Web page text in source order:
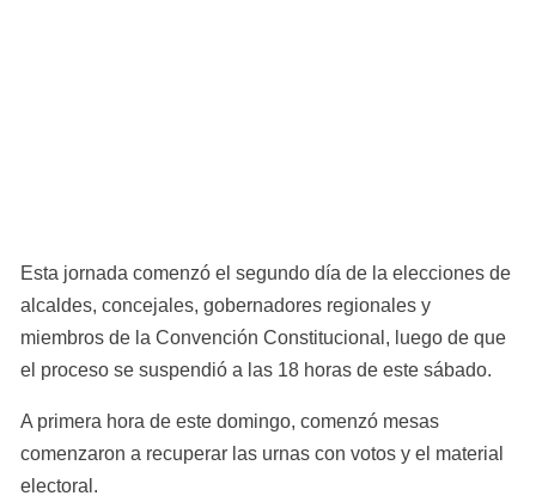
Esta jornada comenzó el segundo día de la elecciones de
alcaldes, concejales, gobernadores regionales y
miembros de la Convención Constitucional, luego de que
el proceso se suspendió a las 18 horas de este sábado.
A primera hora de este domingo, comenzó mesas
comenzaron a recuperar las urnas con votos y el material
electoral.